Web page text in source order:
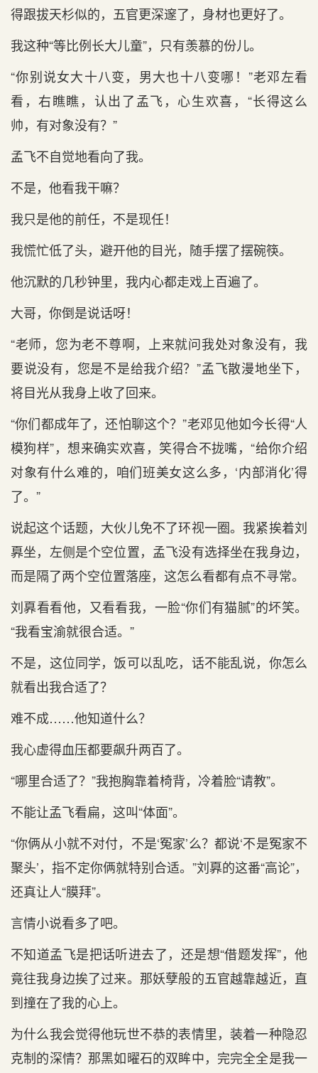
得跟拔天杉似的，五官更深邃了，身材也更好了。
我这种“等比例长大儿童”，只有羡慕的份儿。
“你别说女大十八变，男大也十八变哪！”老邓左看
看，右瞧瞧，认出了孟飞，心生欢喜，“长得这么
帅，有对象没有？”
孟飞不自觉地看向了我。
不是，他看我干嘛？
我只是他的前任，不是现任！
我慌忙低了头，避开他的目光，随手摆了摆碗筷。
他沉默的几秒钟里，我内心都走戏上百遍了。
大哥，你倒是说话呀！
“老师，您为老不尊啊，上来就问我处对象没有，我
要说没有，您是不是给我介绍？”孟飞散漫地坐下，
将目光从我身上收了回来。
“你们都成年了，还怕聊这个？”老邓见他如今长得“人
模狗样”，想来确实欢喜，笑得合不拢嘴，“给你介绍
对象有什么难的，咱们班美女这么多，‘内部消化’得
了。”
说起这个话题，大伙儿免不了环视一圈。我紧挨着刘
奡坐，左侧是个空位置，孟飞没有选择坐在我身边，
而是隔了两个空位置落座，这怎么看都有点不寻常。
刘奡看看他，又看看我，一脸“你们有猫腻”的坏笑。
“我看宝渝就很合适。”
不是，这位同学，饭可以乱吃，话不能乱说，你怎么
就看出我合适了？
难不成……他知道什么？
我心虚得血压都要飙升两百了。
“哪里合适了？”我抱胸靠着椅背，冷着脸“请教”。
不能让孟飞看扁，这叫“体面”。
“你俩从小就不对付，不是‘冤家’么？都说‘不是冤家不
聚头’，指不定你俩就特别合适。”刘奡的这番“高论”，
还真让人“膜拜”。
言情小说看多了吧。
不知道孟飞是把话听进去了，还是想“借题发挥”，他
竟往我身边挨了过来。那妖孽般的五官越靠越近，直
到撞在了我的心上。
为什么我会觉得他玩世不恭的表情里，装着一种隐忍
克制的深情？那黑如曜石的双眸中，完完全全是我一